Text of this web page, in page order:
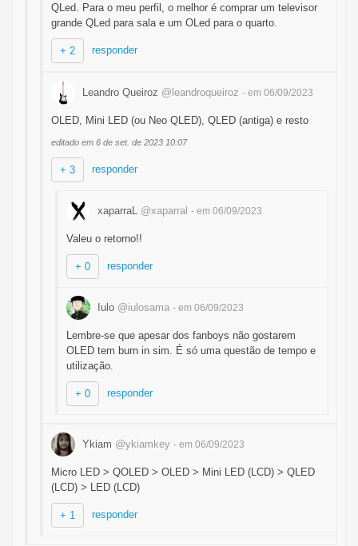
QLed. Para o meu perfil, o melhor é comprar um televisor
grande QLed para sala e um OLed para o quarto.
+ 2 responder
Leandro Queiroz @leandroqueiroz - em 06/09/2023
OLED, Mini LED (ou Neo QLED), QLED (antiga) e resto
editado em 6 de set. de 2023 10:07
+ 3 responder
xaparraL @xaparral - em 06/09/2023
Valeu o retorno!!
+ 0 responder
Iulo @iulosama - em 06/09/2023
Lembre-se que apesar dos fanboys não gostarem
OLED tem burn in sim. É só uma questão de tempo e
utilização.
+ 0 responder
Ykiam @ykiamkey - em 06/09/2023
Micro LED > QOLED > OLED > Mini LED (LCD) > QLED
(LCD) > LED (LCD)
+ 1 responder